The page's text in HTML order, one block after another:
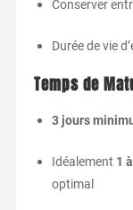
Conserver
Durée de vie
Temps de
3 jours
Idéalement 1
optimal